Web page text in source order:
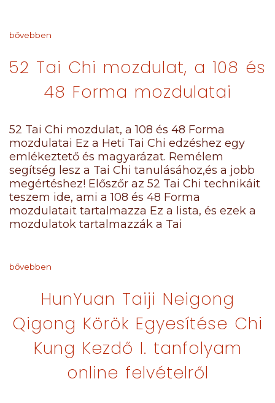
bővebben
52 Tai Chi mozdulat, a 108 és
48 Forma mozdulatai
52 Tai Chi mozdulat, a 108 és 48 Forma
mozdulatai Ez a Heti Tai Chi edzéshez egy
emlékeztető és magyarázat. Remélem
segítség lesz a Tai Chi tanulásához,és a jobb
megértéshez! Előszőr az 52 Tai Chi technikáit
teszem ide, ami a 108 és 48 Forma
mozdulatait tartalmazza Ez a lista, és ezek a
mozdulatok tartalmazzák a Tai
bővebben
HunYuan Taiji Neigong
Qigong Körök Egyesítése Chi
Kung Kezdő I. tanfolyam
online felvételről